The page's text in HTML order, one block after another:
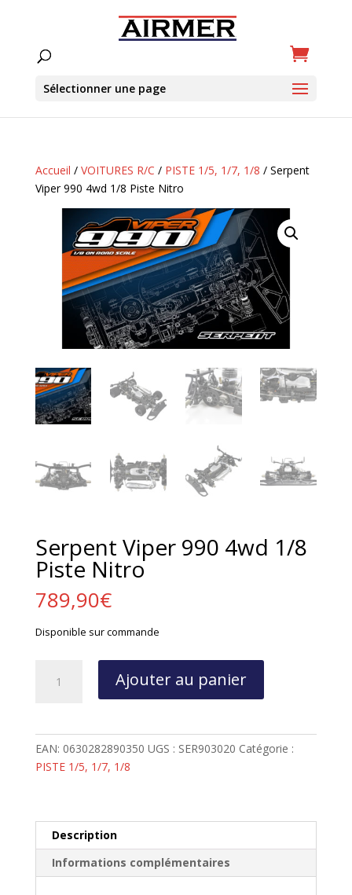
Sélectionner une page
Accueil / VOITURES R/C / PISTE 1/5, 1/7, 1/8 / Serpent
Viper 990 4wd 1/8 Piste Nitro
Serpent Viper 990 4wd 1/8
Piste Nitro
789,90€
Disponible sur commande
Ajouter au panier
EAN: 0630282890350 UGS : SER903020 Catégorie :
PISTE 1/5, 1/7, 1/8
Description
Informations complémentaires